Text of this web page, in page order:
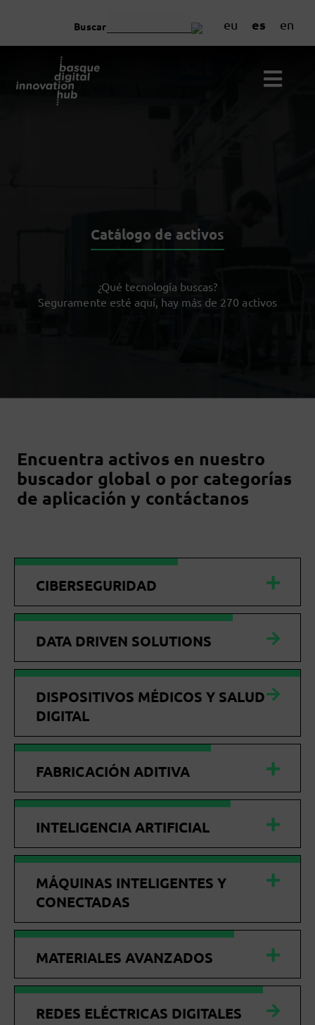
eu es en
Buscar
Catálogo de activos
¿Qué tecnología buscas?
Seguramente esté aquí, hay más de 270 activos
Encuentra activos en nuestro
buscador global o por categorías
de aplicación y contáctanos
CIBERSEGURIDAD
DATA DRIVEN SOLUTIONS
DISPOSITIVOS MÉDICOS Y SALUD
DIGITAL
FABRICACIÓN ADITIVA
INTELIGENCIA ARTIFICIAL
MÁQUINAS INTELIGENTES Y
CONECTADAS
MATERIALES AVANZADOS
REDES ELÉCTRICAS DIGITALES